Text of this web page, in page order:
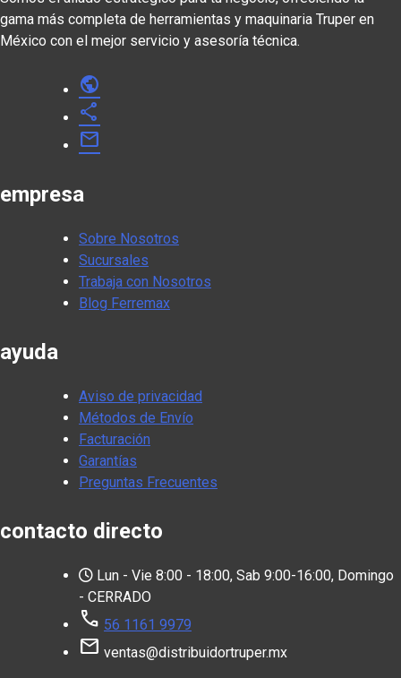
gama más completa de herramientas y maquinaria Truper en
México con el mejor servicio y asesoría técnica.
public
share
mail
empresa
Sobre Nosotros
Sucursales
Trabaja con Nosotros
Blog Ferremax
ayuda
Aviso de privacidad
Métodos de Envío
Facturación
Garantías
Preguntas Frecuentes
contacto directo
Lun - Vie 8:00 - 18:00, Sab 9:00-16:00, Domingo
- CERRADO
call 56 1161 9979
mail ventas@distribuidortruper.mx